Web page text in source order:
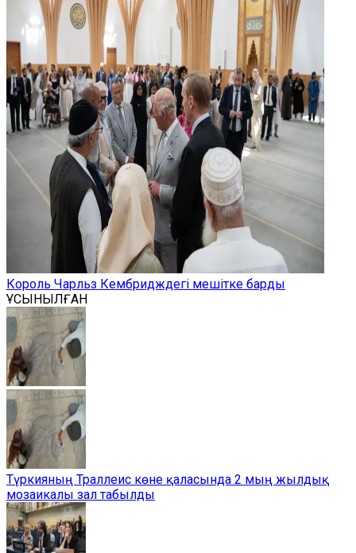
Король Чарльз Кембридждегі мешітке барды
ҰСЫНЫЛҒАН
Түркияның Траллеис көне қаласында 2 мың жылдық
мозаикалы зал табылды